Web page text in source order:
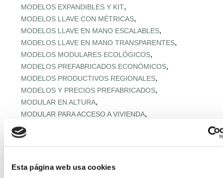
Esta página web usa cookies
MODELOS EXPANDIBLES Y KIT,
MODELOS LLAVE CON MÉTRICAS,
MODELOS LLAVE EN MANO ESCALABLES,
MODELOS LLAVE EN MANO TRANSPARENTES,
MODELOS MODULARES ECOLÓGICOS,
MODELOS PREFABRICADOS ECONÓMICOS,
MODELOS PRODUCTIVOS REGIONALES,
MODELOS Y PRECIOS PREFABRICADOS,
MODULAR EN ALTURA,
MODULAR PARA ACCESO A VIVIENDA,
MODULAR RESISTENTE A TORMENTAS
MODULAR RURAL ASEQUIBLE
NORMATIVA URBANA Y SUELO